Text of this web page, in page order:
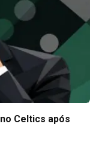
Celtics após